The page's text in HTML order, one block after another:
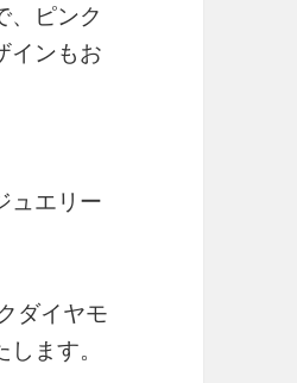
、ピンク
インもお
ュエリー
ダイヤモ
ます。